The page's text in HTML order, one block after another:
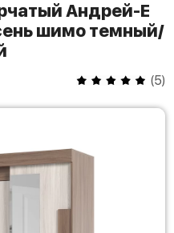
шимо темный/
(5)